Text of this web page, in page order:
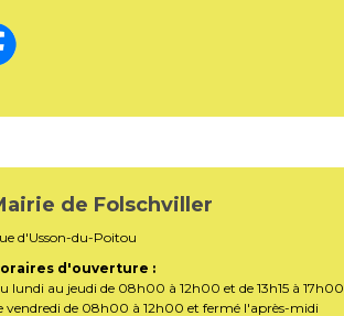
de Folschviller
d'Usson-du-Poitou
d'ouverture :
lundi au jeudi de 08h00 à 12h00 et de 13h15 à 17h00
vendredi de 08h00 à 12h00 et fermé l'après-midi